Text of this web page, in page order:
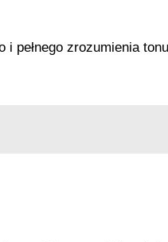
pełnego zrozumienia